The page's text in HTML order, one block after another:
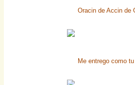
Oracin de Accin de
Me entrego como